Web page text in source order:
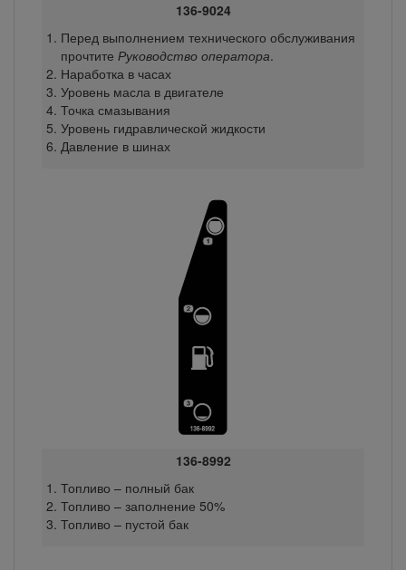
136-9024
Перед выполнением технического обслуживания
прочтите Руководство оператора.
Наработка в часах
Уровень масла в двигателе
Точка смазывания
Уровень гидравлической жидкости
Давление в шинах
136-8992
Топливо – полный бак
Топливо – заполнение 50%
Топливо – пустой бак